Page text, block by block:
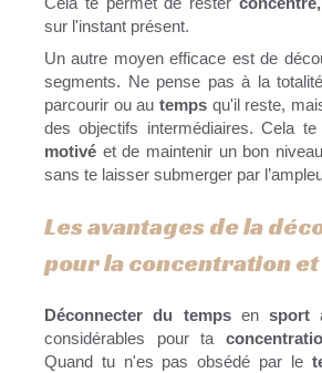
sur l'instant présent.
Un autre moyen efficace est de
segments. Ne pense pas à la
parcourir ou au temps qu'il reste,
des objectifs intermédiaires. Cela
motivé et de maintenir un bon
sans te laisser submerger par
Les avantages de la
pour la concentration
Déconnecter du tempsensport
considérables pour ta
Quand tu n'es pas obsédé par le